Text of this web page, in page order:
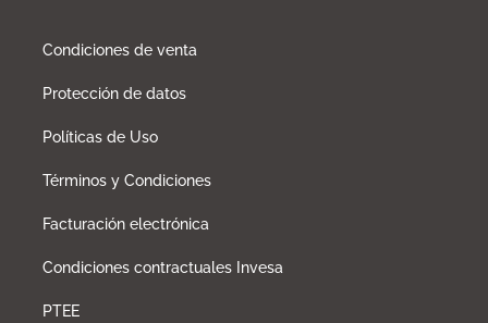
Condiciones de venta
Protección de datos
Políticas de Uso
Términos y Condiciones
Facturación electrónica
Condiciones contractuales Invesa
PTEE